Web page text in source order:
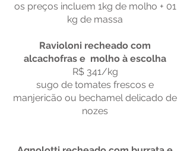
os preços incluem 1kg de molho + 01
kg de massa
Ravioloni recheado com
alcachofras e molho à escolha
R$ 341/kg
sugo de tomates frescos e
manjericão ou bechamel delicado de
nozes